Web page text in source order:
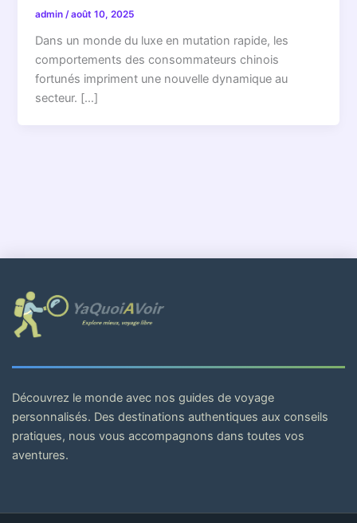
admin/août 10, 2025
Dans un monde du luxe en mutation rapide, les
comportements des consommateurs chinois
fortunés impriment une nouvelle dynamique au
secteur. […]
Découvrez le monde avec nos guides de voyage
personnalisés. Des destinations authentiques aux conseils
pratiques, nous vous accompagnons dans toutes vos
aventures.